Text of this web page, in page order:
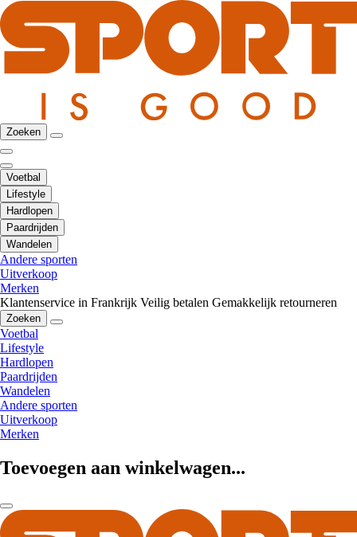
Zoeken
Voetbal
Lifestyle
Hardlopen
Paardrijden
Wandelen
Andere sporten
Uitverkoop
Merken
Klantenservice in Frankrijk Veilig betalen Gemakkelijk retourneren
Zoeken
Voetbal
Lifestyle
Hardlopen
Paardrijden
Wandelen
Andere sporten
Uitverkoop
Merken
Toevoegen aan winkelwagen...